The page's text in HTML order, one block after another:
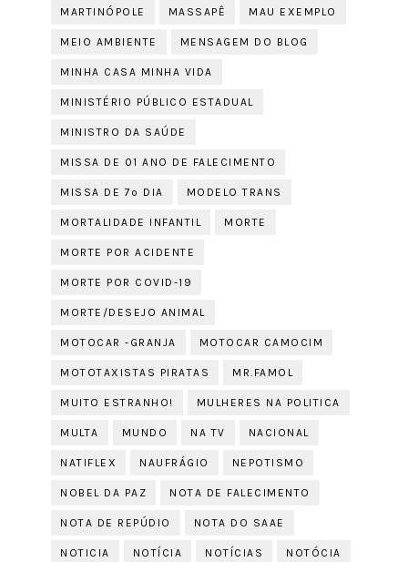
MARTINÓPOLE MASSAPÊ MAU EXEMPLO
MEIO AMBIENTE MENSAGEM DO BLOG
MINHA CASA MINHA VIDA
MINISTÉRIO PÚBLICO ESTADUAL
MINISTRO DA SAÚDE
MISSA DE 01 ANO DE FALECIMENTO
MISSA DE 7º DIA MODELO TRANS
MORTALIDADE INFANTIL MORTE
MORTE POR ACIDENTE
MORTE POR COVID-19
MORTE/DESEJO ANIMAL
MOTOCAR -GRANJA MOTOCAR CAMOCIM
MOTOTAXISTAS PIRATAS MR.FAMOL
MUITO ESTRANHO! MULHERES NA POLITICA
MULTA MUNDO NA TV NACIONAL
NATIFLEX NAUFRÁGIO NEPOTISMO
NOBEL DA PAZ NOTA DE FALECIMENTO
NOTA DE REPÚDIO NOTA DO SAAE
NOTICIA NOTÍCIA NOTÍCIAS NOTÓCIA